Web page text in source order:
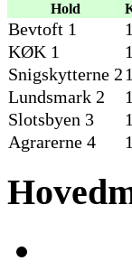
Hold
Bevtoft 1
KØK 1
Snigskytterne 2
Lundsmark 2
Slotsbyen 3
Agrarerne 4